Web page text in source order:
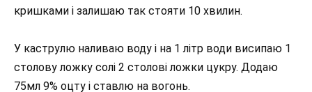
кришками і залишаю так стояти 10 хвилин.
У каструлю наливаю воду і на 1 літр води висипаю 1
столову ложку солі 2 столові ложки цукру. Додаю
75мл 9% оцту і ставлю на вогонь.